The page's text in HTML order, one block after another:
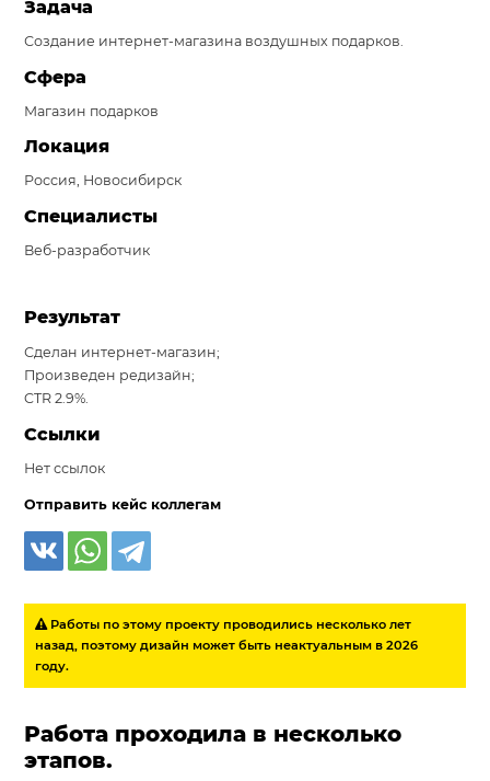
Система продаж для туристического бизнеса
Повышение конверсии сайтов
Блог
Задача
Создание интернет-магазина воздушных подарков.
Сфера
Магазин подарков
Локация
Россия, Новосибирск
Специалисты
Веб-разработчик
Результат
Сделан интернет-магазин;
Произведен редизайн;
CTR 2.9%.
Ссылки
Нет ссылок
Отправить кейс коллегам
Работы по этому проекту проводились несколько лет
назад, поэтому дизайн может быть неактуальным в 2026
году.
Работа проходила в несколько
этапов.